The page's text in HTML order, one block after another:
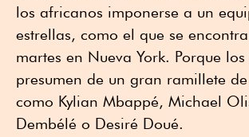
los africanos imponerse a un
estrellas, como el que se
martes en Nueva York. Porque
presumen de un gran ramillete
como Kylian Mbappé, Michael
Dembélé o Desiré Doué.